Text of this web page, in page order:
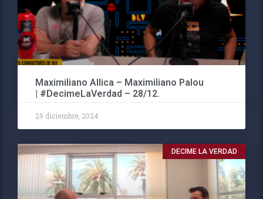
Maximiliano Allica – Maximiliano Palou
| #DecimeLaVerdad – 28/12.
29 diciembre, 2024
DECIME LA VERDAD